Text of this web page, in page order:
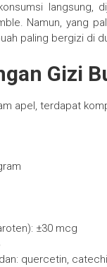
langsung,
Namun, yang
paling bergizi di
Gizi
apel, terdapat
±30 mcg
quercetin,